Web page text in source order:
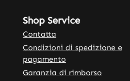
Shop Service
Contatta
Condizioni di spedizione e
pagamento
Garanzia di rimborso